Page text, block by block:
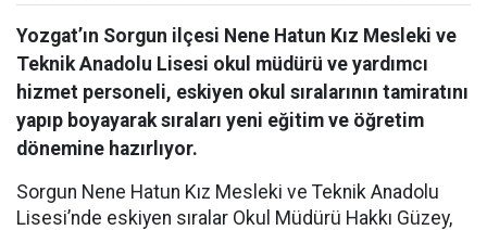
Yozgat’ın Sorgun ilçesi Nene Hatun Kız Mesleki ve
Teknik Anadolu Lisesi okul müdürü ve yardımcı
hizmet personeli, eskiyen okul sıralarının tamiratını
yapıp boyayarak sıraları yeni eğitim ve öğretim
dönemine hazırlıyor.
Sorgun Nene Hatun Kız Mesleki ve Teknik Anadolu
Lisesi’nde eskiyen sıralar Okul Müdürü Hakkı Güzey,